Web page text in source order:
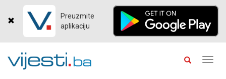
Preuzmite
aplikaciju